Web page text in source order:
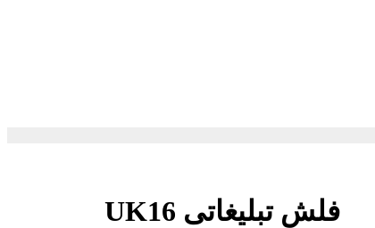
فلش تبلیغاتی UK16